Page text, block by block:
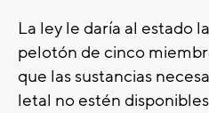
La ley le daría al estado
pelotón de cinco
que las sustancias
letal no estén